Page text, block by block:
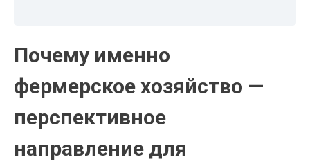
Почему именно
фермерское хозяйство —
перспективное
направление для